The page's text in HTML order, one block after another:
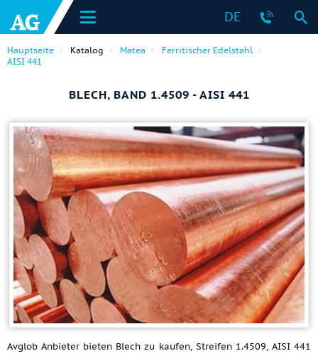
DE
Hauptseite Katalog Matea
Ferritischer Edelstahl
AISI 441
BLECH, BAND 1.4509 - AISI 441
Avglob Anbieter bieten Blech zu kaufen, Streifen 1.4509, AISI 441